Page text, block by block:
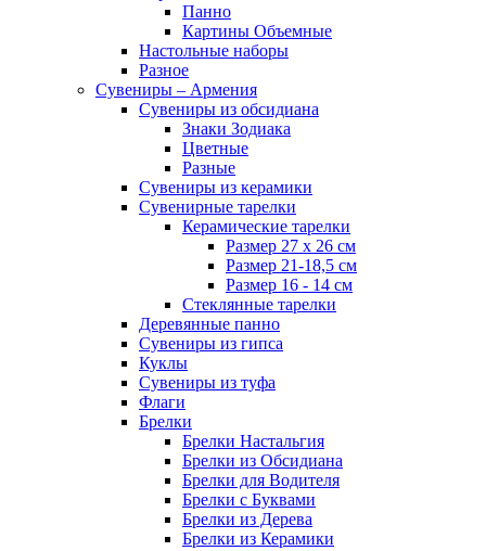
Панно
Картины Объемные
Настольные наборы
Разное
Сувениры – Армения
Сувениры из обсидиана
Знаки Зодиака
Цветные
Разные
Сувениры из керамики
Сувенирные тарелки
Керамические тарелки
Размер 27 х 26 см
Размер 21-18,5 см
Размер 16 - 14 см
Стеклянные тарелки
Деревянные панно
Сувениры из гипса
Куклы
Сувениры из туфа
Флаги
Брелки
Брелки Настальгия
Брелки из Обсидиана
Брелки для Водителя
Брелки с Буквами
Брелки из Дерева
Брелки из Керамики